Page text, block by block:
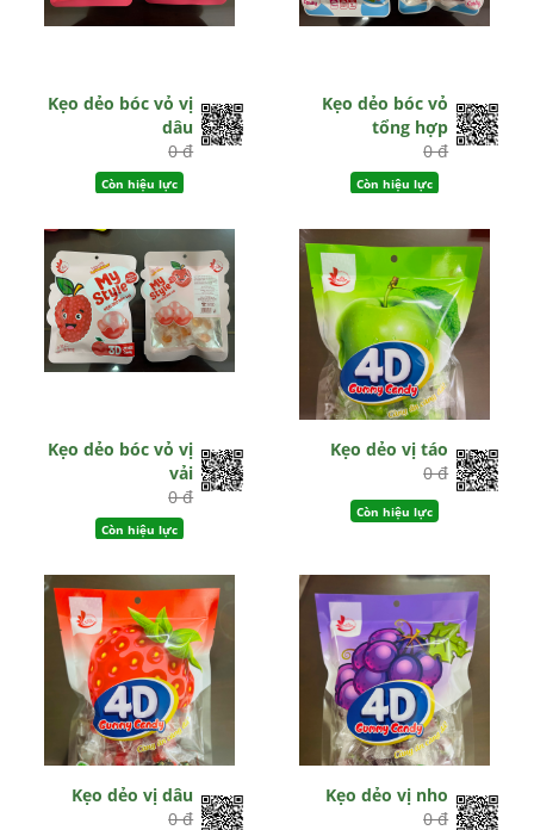
Kẹo dẻo bóc vỏ vị
dâu
0 đ
Còn hiệu lực
Kẹo dẻo bóc vỏ
tổng hợp
0 đ
Còn hiệu lực
Kẹo dẻo bóc vỏ vị
vải
0 đ
Còn hiệu lực
Kẹo dẻo vị táo
0 đ
Còn hiệu lực
Kẹo dẻo vị dâu
0 đ
Kẹo dẻo vị nho
0 đ